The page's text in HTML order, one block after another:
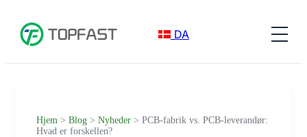
DA
Hjem > Blog > Nyheder > PCB-fabrik vs. PCB-leverandør:
Hvad er forskellen?